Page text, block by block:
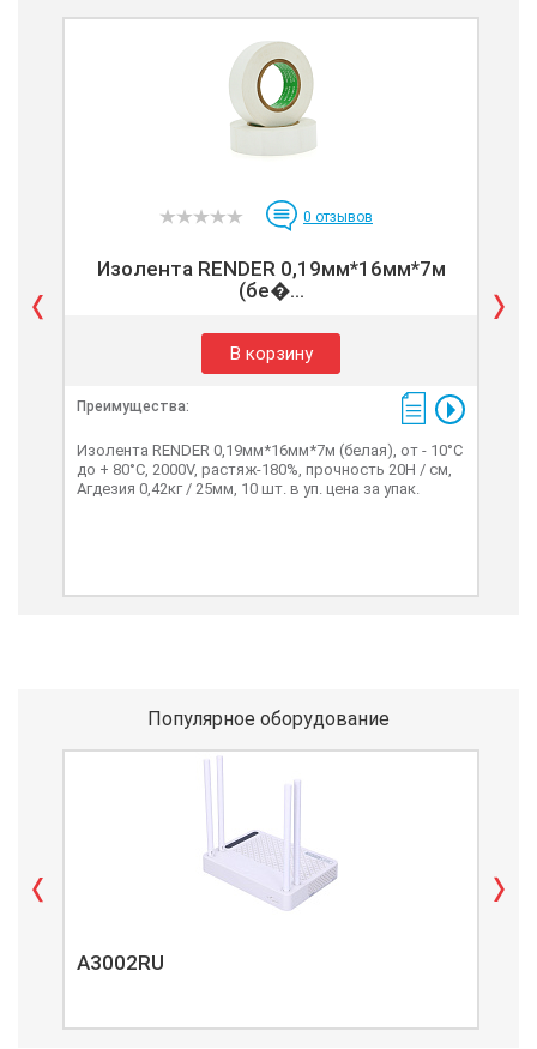
0 отзывов
Изолента RENDER 0,19мм*16мм*7м
(бе�...
В корзину
Преимущества:
Изолента RENDER 0,19мм*16мм*7м (белая), от - 10°C
до + 80°C, 2000V, растяж-180%, прочность 20Н / см,
Агдезия 0,42кг / 25мм, 10 шт. в уп. цена за упак.
Популярное оборудование
A3002RU